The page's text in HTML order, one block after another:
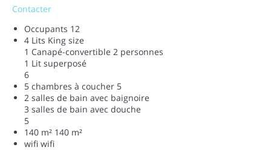
Contacter
Occupants 12
4 Lits King size
1 Canapé-convertible 2 personnes
1 Lit superposé
6
5 chambres à coucher 5
2 salles de bain avec baignoire
3 salles de bain avec douche
5
140 m² 140 m²
wifi wifi